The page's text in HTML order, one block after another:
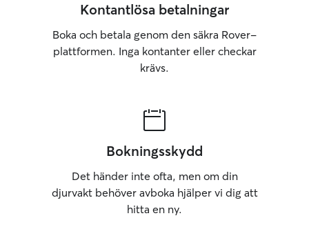
Kontantlösa betalningar
Boka och betala genom den säkra Rover-
plattformen. Inga kontanter eller checkar
krävs.
Bokningsskydd
Det händer inte ofta, men om din
djurvakt behöver avboka hjälper vi dig att
hitta en ny.